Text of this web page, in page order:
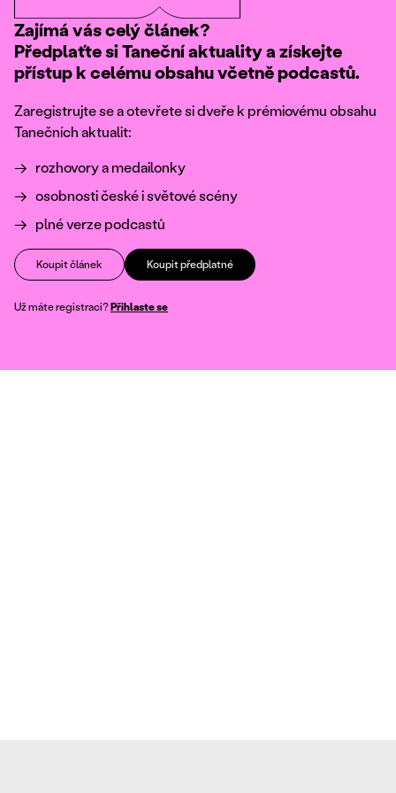
Zajímá vás celý článek?
Předplaťte si Taneční aktuality a získejte
přístup k celému obsahu včetně podcastů.
Zaregistrujte se a otevřete si dveře k prémiovému obsahu
Tanečních aktualit:
rozhovory a medailonky
osobnosti české i světové scény
plné verze podcastů
Koupit článek Koupit předplatné
Už máte registraci?Přihlaste se